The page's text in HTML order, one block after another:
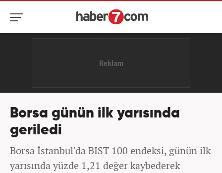
Borsa günün ilk yarısında
geriledi
Borsa İstanbul'da BIST 100 endeksi, günün ilk
yarısında yüzde 1,21 değer kaybederek